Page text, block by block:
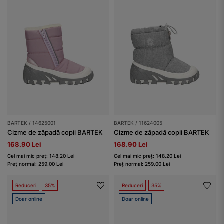
BARTEK / 14625001
Cizme de zăpadă copii BARTEK
168.90 Lei
Cel mai mic preț: 148.20 Lei
Preț normal: 259.00 Lei
BARTEK / 11624005
Cizme de zăpadă copii BARTEK
168.90 Lei
Cel mai mic preț: 148.20 Lei
Preț normal: 259.00 Lei
Reduceri 35%
Doar online
Reduceri 35%
Doar online